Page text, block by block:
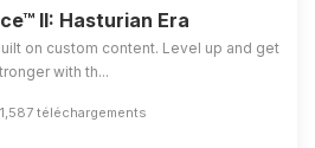
II: Hasturian Era
on custom content. Level up and get
with th...
téléchargements